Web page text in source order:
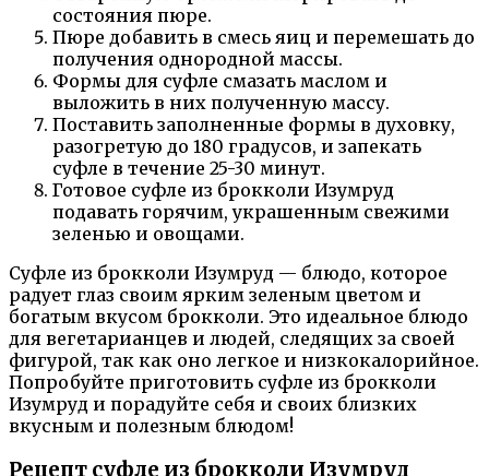
состояния пюре.
Пюре добавить в смесь яиц и перемешать до
получения однородной массы.
Формы для суфле смазать маслом и
выложить в них полученную массу.
Поставить заполненные формы в духовку,
разогретую до 180 градусов, и запекать
суфле в течение 25-30 минут.
Готовое суфле из брокколи Изумруд
подавать горячим, украшенным свежими
зеленью и овощами.
Суфле из брокколи Изумруд — блюдо, которое
радует глаз своим ярким зеленым цветом и
богатым вкусом брокколи. Это идеальное блюдо
для вегетарианцев и людей, следящих за своей
фигурой, так как оно легкое и низкокалорийное.
Попробуйте приготовить суфле из брокколи
Изумруд и порадуйте себя и своих близких
вкусным и полезным блюдом!
Рецепт суфле из брокколи Изумруд